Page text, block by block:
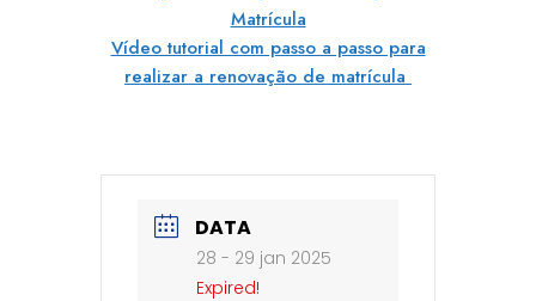
Matrícula
Vídeo tutorial com passo a passo para
realizar a renovação de matrícula
DATA
28 - 29 jan 2025
Expired!